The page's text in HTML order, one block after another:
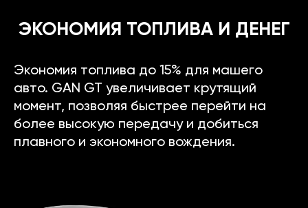
ЭКОНОМИЯ ТОПЛИВА И ДЕНЕГ
Экономия топлива до 15% для машего
авто. GAN GT увеличивает крутящий
момент, позволяя быстрее перейти на
более высокую передачу и добиться
плавного и экономного вождения.